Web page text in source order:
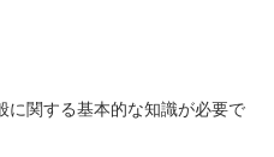
関する基本的な知識が必要で